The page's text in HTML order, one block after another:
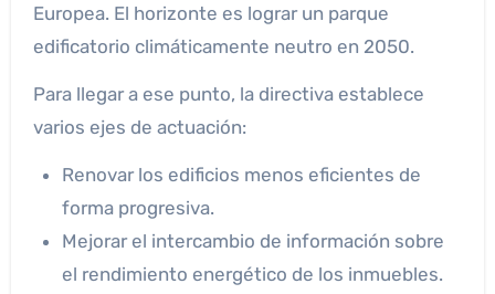
Europea. El horizonte es lograr un parque
edificatorio climáticamente neutro en 2050.
Para llegar a ese punto, la directiva establece
varios ejes de actuación:
Renovar los edificios menos eficientes de
forma progresiva.
Mejorar el intercambio de información sobre
el rendimiento energético de los inmuebles.